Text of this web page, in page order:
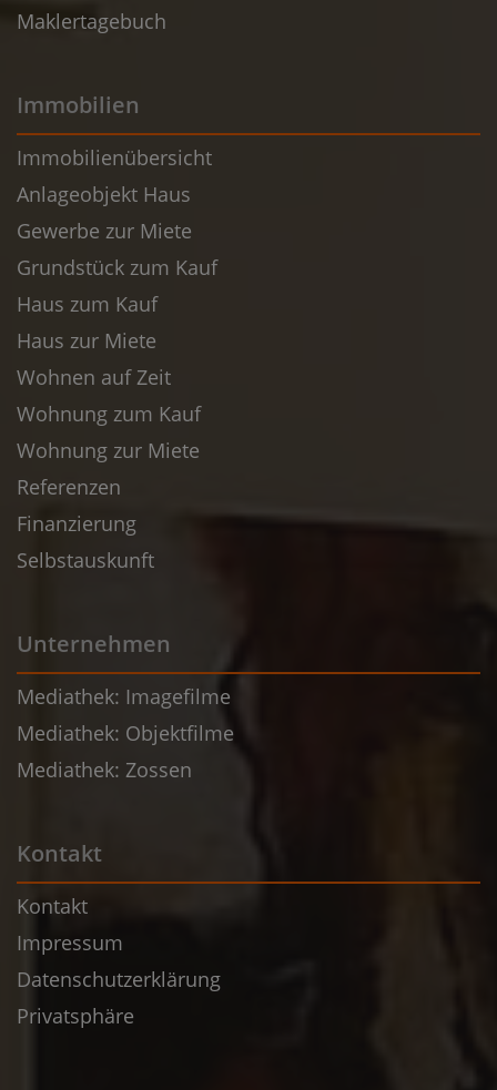
Maklertagebuch
Immobilien
Immobilienübersicht
Anlageobjekt Haus
Gewerbe zur Miete
Grundstück zum Kauf
Haus zum Kauf
Haus zur Miete
Wohnen auf Zeit
Wohnung zum Kauf
Wohnung zur Miete
Referenzen
Finanzierung
Selbstauskunft
Unternehmen
Mediathek: Imagefilme
Mediathek: Objektfilme
Mediathek: Zossen
Kontakt
Kontakt
Impressum
Datenschutzerklärung
Privatsphäre